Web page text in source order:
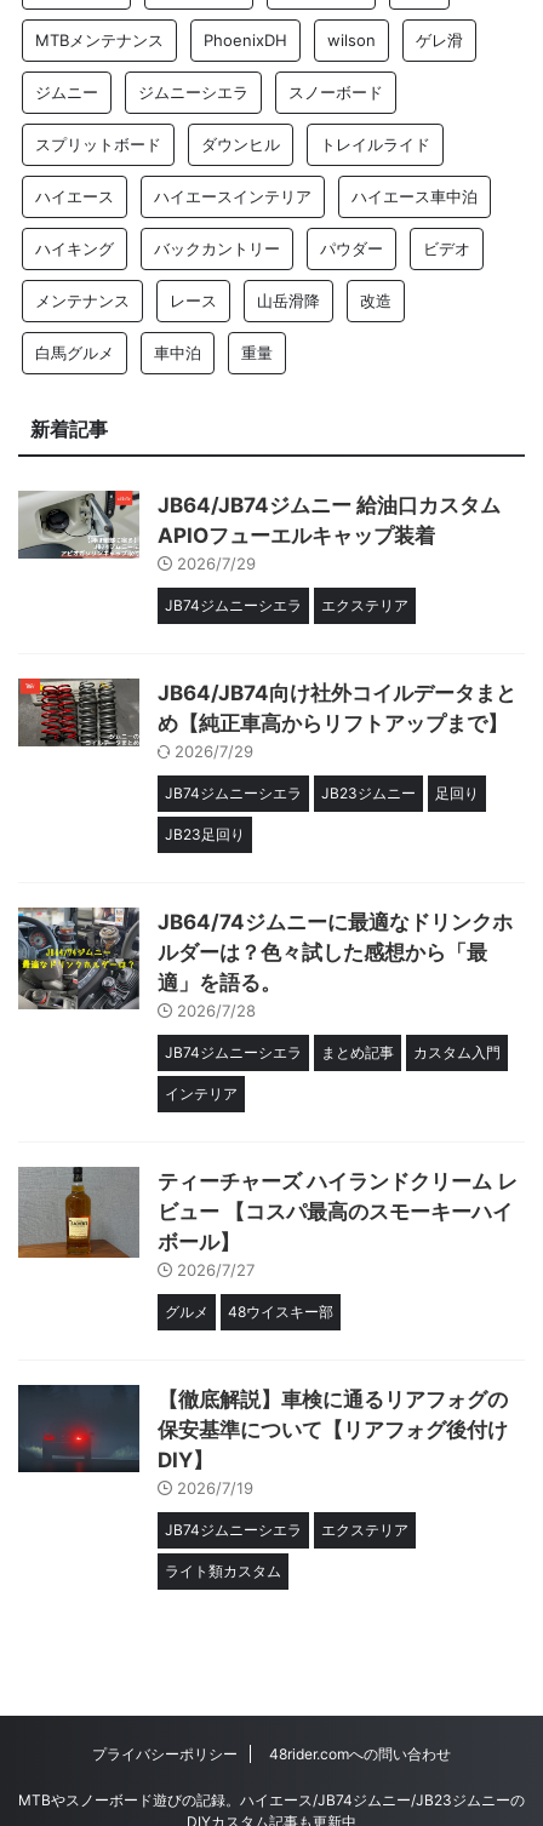
MTBメンテナンス PhoenixDH wilson ゲレ滑
ジムニー ジムニーシエラ スノーボード
スプリットボード ダウンヒル トレイルライド
ハイエース ハイエースインテリア ハイエース車中泊
ハイキング バックカントリー パウダー ビデオ
メンテナンス レース 山岳滑降 改造
白馬グルメ 車中泊 重量
新着記事
JB64/JB74ジムニー 給油口カスタム
APIOフューエルキャップ装着
2026/7/29
JB74ジムニーシエラ エクステリア
JB64/JB74向け社外コイルデータまと
め【純正車高からリフトアップまで】
2026/7/29
JB74ジムニーシエラ JB23ジムニー 足回り
JB23足回り
JB64/74ジムニーに最適なドリンクホ
ルダーは？色々試した感想から「最
適」を語る。
2026/7/28
JB74ジムニーシエラ まとめ記事 カスタム入門
インテリア
ティーチャーズ ハイランドクリーム レ
ビュー 【コスパ最高のスモーキーハイ
ボール】
2026/7/27
グルメ 48ウイスキー部
【徹底解説】車検に通るリアフォグの
保安基準について【リアフォグ後付け
DIY】
2026/7/19
JB74ジムニーシエラ エクステリア
ライト類カスタム
プライバシーポリシー 48rider.comへの問い合わせ
MTBやスノーボード遊びの記録。ハイエース/JB74ジムニー/JB23ジムニーの
DIYカスタム記事も更新中